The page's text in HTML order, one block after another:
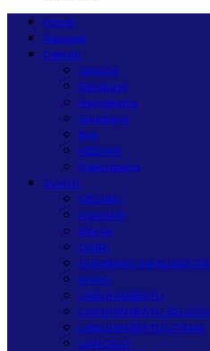
Home
Nasional
Daerah
Jakarta
Bandung
Yogyakarta
Surabaya
Bali
MEDAN
Palembang
SUMUT
MEDAN
ASAHAN
BINJAI
DAIRI
HUMBANG
KARO
LABUHANBATU
LABUHANBATU
LABUHANBATU UTARA
LANGKAT